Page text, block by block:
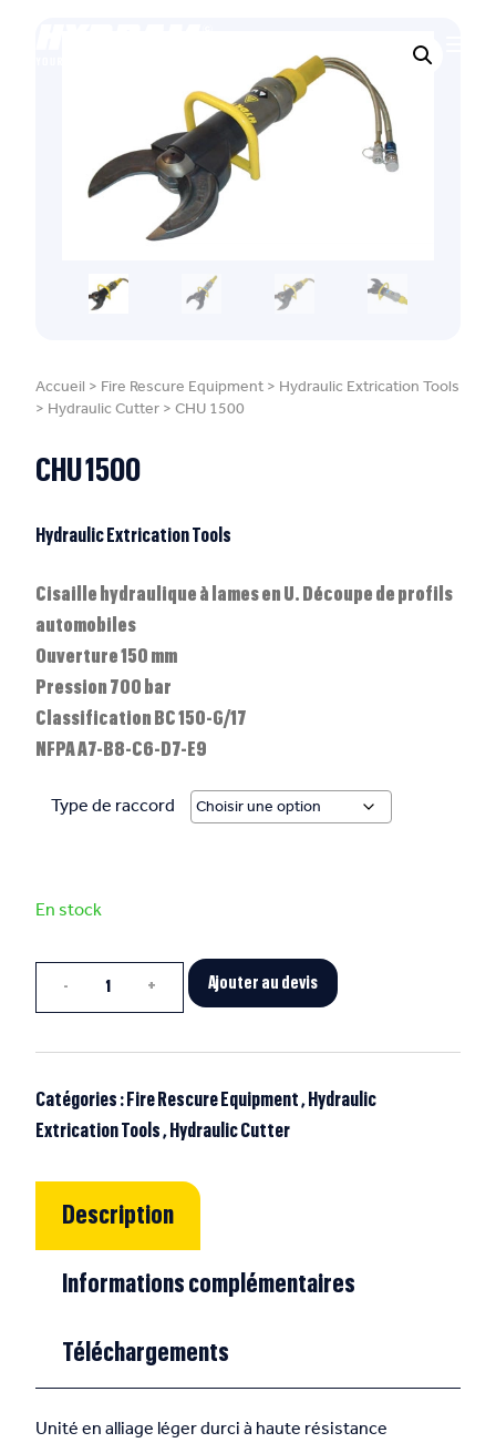
Accueil > Fire Rescure Equipment > Hydraulic Extrication Tools
> Hydraulic Cutter > CHU 1500
CHU 1500
Hydraulic Extrication Tools
Cisaille hydraulique à lames en U. Découpe de profils
automobiles
Ouverture 150 mm
Pression 700 bar
Classification BC 150-G/17
NFPA A7-B8-C6-D7-E9
Type de raccord
En stock
Ajouter au devis
Catégories : Fire Rescure Equipment, Hydraulic
Extrication Tools, Hydraulic Cutter
Description
Informations complémentaires
Téléchargements
Unité en alliage léger durci à haute résistance